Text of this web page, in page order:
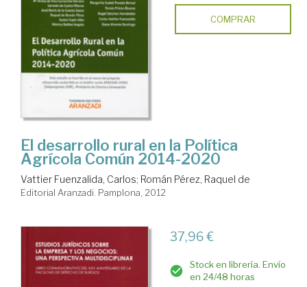
COMPRAR
El desarrollo rural en la Política
Agrícola Común 2014-2020
Vattier Fuenzalida, Carlos; Román Pérez, Raquel de
Editorial Aranzadi. Pamplona, 2012
37,96 €
Stock en librería. Envío
en 24/48 horas